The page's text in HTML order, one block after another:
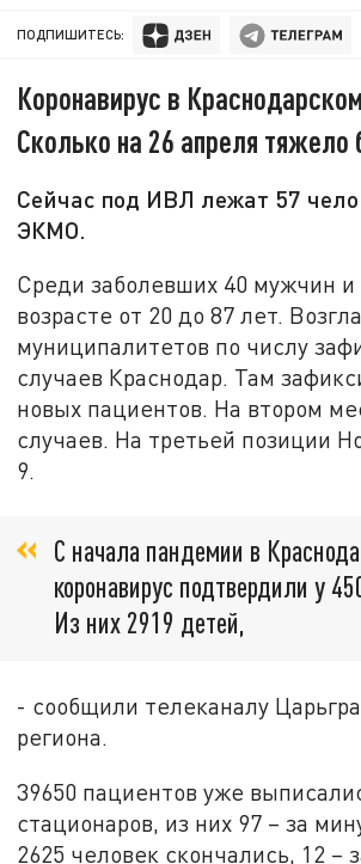
ПОДПИШИТЕСЬ:
Коронавирус в
Сколько на 26 апреля тяжело
Сейчас под ИВЛ лежат 57
ЭКМО.
Среди заболевших 40 мужчин
возрасте от 20 до 87 лет.
муниципалитетов по числу
случаев Краснодар. Там
новых пациентов. На втором
случаев. На третьей позиции
9.
С начала пандемии в
коронавирус подтвердили у
Из них 2919 детей,
- сообщили телеканалу
региона.
39650 пациентов уже
стационаров, из них 97 – за
2625 человек скончались, 12 –